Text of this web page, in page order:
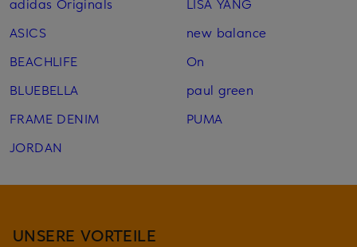
ASICS
BEACHLIFE
BLUEBELLA
FRAME DENIM
JORDAN
new balance
On
paul green
PUMA
UNSERE VORTEILE